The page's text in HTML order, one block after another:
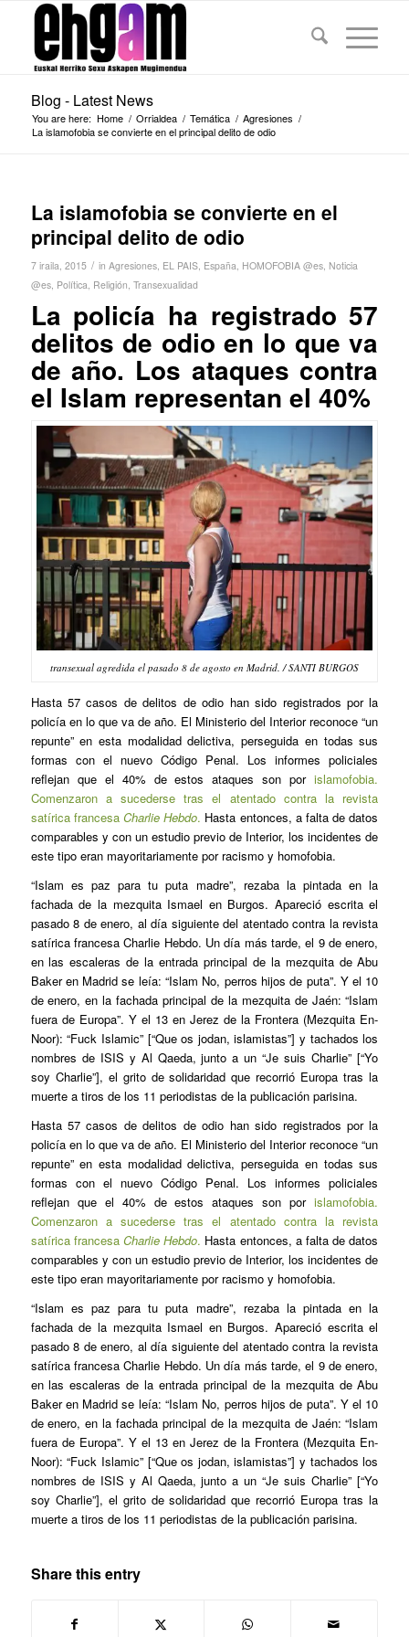
Blog - Latest News
You are here: Home / Orrialdea / Temática / Agresiones /
La islamofobia se convierte en el principal delito de odio
La islamofobia se convierte en el
principal delito de odio
7 iraila, 2015 / in Agresiones, EL PAIS, España, HOMOFOBIA @es, Noticia
@es, Política, Religión, Transexualidad
La policía ha registrado 57
delitos de odio en lo que va
de año. Los ataques contra
el Islam representan el 40%
transexual agredida el pasado 8 de agosto en Madrid. / SANTI BURGOS
Hasta 57 casos de delitos de odio han sido registrados por la
policía en lo que va de año. El Ministerio del Interior reconoce “un
repunte” en esta modalidad delictiva, perseguida en todas sus
formas con el nuevo Código Penal. Los informes policiales
reflejan que el 40% de estos ataques son porislamofobia.
Comenzaron a sucederse tras el atentado contra la revista
satírica francesa Charlie Hebdo. Hasta entonces, a falta de datos
comparables y con un estudio previo de Interior, los incidentes de
este tipo eran mayoritariamente por racismo y homofobia.
“Islam es paz para tu puta madre”, rezaba la pintada en la
fachada de la mezquita Ismael en Burgos. Apareció escrita el
pasado 8 de enero, al día siguiente del atentado contra la revista
satírica francesa Charlie Hebdo. Un día más tarde, el 9 de enero,
en las escaleras de la entrada principal de la mezquita de Abu
Baker en Madrid se leía: “Islam No, perros hijos de puta”. Y el 10
de enero, en la fachada principal de la mezquita de Jaén: “Islam
fuera de Europa”. Y el 13 en Jerez de la Frontera (Mezquita En-
Noor): “Fuck Islamic” [“Que os jodan, islamistas”] y tachados los
nombres de ISIS y Al Qaeda, junto a un “Je suis Charlie” [“Yo
soy Charlie”], el grito de solidaridad que recorrió Europa tras la
muerte a tiros de los 11 periodistas de la publicación parisina.
Hasta 57 casos de delitos de odio han sido registrados por la
policía en lo que va de año. El Ministerio del Interior reconoce “un
repunte” en esta modalidad delictiva, perseguida en todas sus
formas con el nuevo Código Penal. Los informes policiales
reflejan que el 40% de estos ataques son porislamofobia.
Comenzaron a sucederse tras el atentado contra la revista
satírica francesa Charlie Hebdo. Hasta entonces, a falta de datos
comparables y con un estudio previo de Interior, los incidentes de
este tipo eran mayoritariamente por racismo y homofobia.
“Islam es paz para tu puta madre”, rezaba la pintada en la
fachada de la mezquita Ismael en Burgos. Apareció escrita el
pasado 8 de enero, al día siguiente del atentado contra la revista
satírica francesa Charlie Hebdo. Un día más tarde, el 9 de enero,
en las escaleras de la entrada principal de la mezquita de Abu
Baker en Madrid se leía: “Islam No, perros hijos de puta”. Y el 10
de enero, en la fachada principal de la mezquita de Jaén: “Islam
fuera de Europa”. Y el 13 en Jerez de la Frontera (Mezquita En-
Noor): “Fuck Islamic” [“Que os jodan, islamistas”] y tachados los
nombres de ISIS y Al Qaeda, junto a un “Je suis Charlie” [“Yo
soy Charlie”], el grito de solidaridad que recorrió Europa tras la
muerte a tiros de los 11 periodistas de la publicación parisina.
Share this entry